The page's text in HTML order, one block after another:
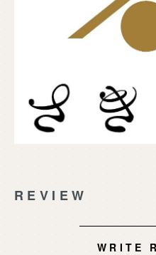
REVIEW
WRITE